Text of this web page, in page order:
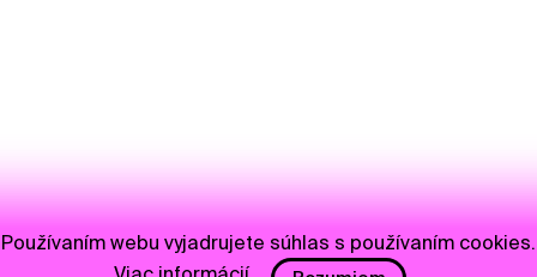
Používaním webu vyjadrujete súhlas s používaním cookies.